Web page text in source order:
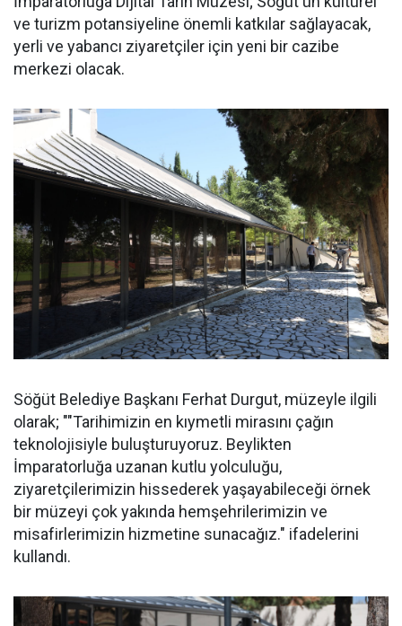
ve turizm potansiyeline önemli katkılar sağlayacak,
yerli ve yabancı ziyaretçiler için yeni bir cazibe
merkezi olacak.
Söğüt Belediye Başkanı Ferhat Durgut, müzeyle ilgili
olarak; ""Tarihimizin en kıymetli mirasını çağın
teknolojisiyle buluşturuyoruz. Beylikten
İmparatorluğa uzanan kutlu yolculuğu,
ziyaretçilerimizin hissederek yaşayabileceği örnek
bir müzeyi çok yakında hemşehrilerimizin ve
misafirlerimizin hizmetine sunacağız." ifadelerini
kullandı.